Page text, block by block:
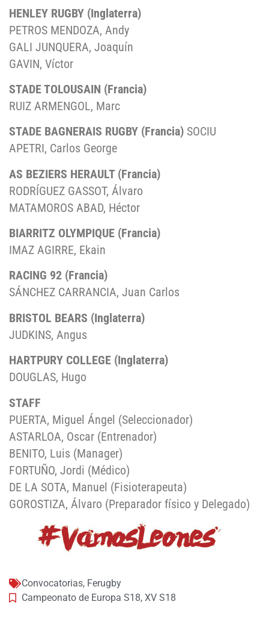
HENLEY RUGBY (Inglaterra)
PETROS MENDOZA, Andy
GALI JUNQUERA, Joaquín
GAVIN, Víctor
STADE TOLOUSAIN (Francia)
RUIZ ARMENGOL, Marc
STADE BAGNERAIS RUGBY (Francia) SOCIU
APETRI, Carlos George
AS BEZIERS HERAULT (Francia)
RODRÍGUEZ GASSOT, Álvaro
MATAMOROS ABAD, Héctor
BIARRITZ OLYMPIQUE (Francia)
IMAZ AGIRRE, Ekain
RACING 92 (Francia)
SÁNCHEZ CARRANCIA, Juan Carlos
BRISTOL BEARS (Inglaterra)
JUDKINS, Angus
HARTPURY COLLEGE (Inglaterra)
DOUGLAS, Hugo
STAFF
PUERTA, Miguel Ángel (Seleccionador)
ASTARLOA, Oscar (Entrenador)
BENITO, Luis (Manager)
FORTUÑO, Jordi (Médico)
DE LA SOTA, Manuel (Fisioterapeuta)
GOROSTIZA, Álvaro (Preparador físico y Delegado)
Convocatorias, Ferugby
Campeonato de Europa S18, XV S18